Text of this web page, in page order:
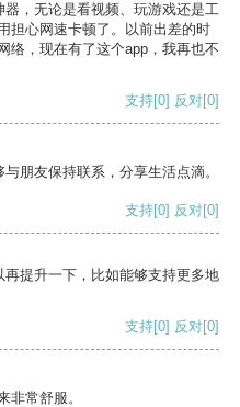
，无论是看视频、玩游戏还是工
担心网速卡顿了。以前出差的时
络，现在有了这个app，我再也不
支持[0] 反对[0]
朋友保持联系，分享生活点滴。
支持[0] 反对[0]
提升一下，比如能够支持更多地
支持[0] 反对[0]
非常舒服。